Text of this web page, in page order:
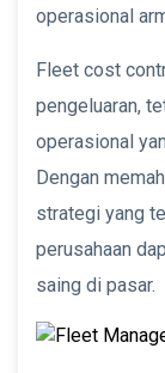
operasional
Fleet cost
pengeluaran,
operasional
Dengan
strategi yang
perusahaan
saing di pasar.